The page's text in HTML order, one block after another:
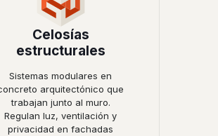
Celosías
estructurales
Sistemas modulares en
arquitectónico que
trabajan junto al muro.
Regulan luz, ventilación y
privacidad en fachadas